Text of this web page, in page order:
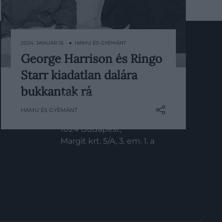
Nyilvános világpremiert kapott egy
eddig kiadatlan dal, amelyben két
Beatles-tag is közreműködött.
2024. JANUÁR 15. ● HAMU ÉS GYÉMÁNT
George Harrison és Ringo
Starr kiadatlan dalára
bukkantak rá
HAMU ÉS GYÉMÁNT
KAPCSOLAT
info@hamuesgyemant.hu
1024 Budapest,
Margit krt. 5/A, 3. em. 1. a